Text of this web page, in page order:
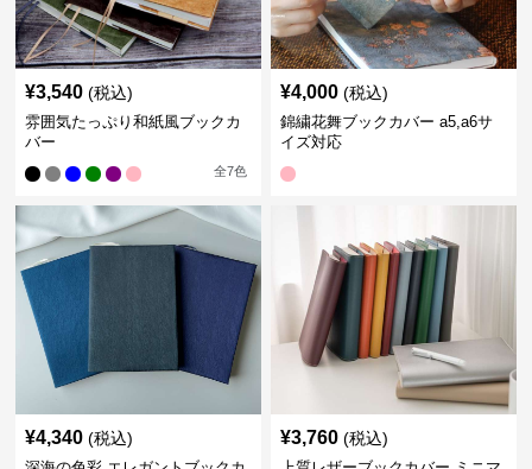
¥3,540 (税込)
雰囲気たっぷり和紙風ブックカ
バー
全7色
¥4,000 (税込)
錦繍花舞ブックカバー a5,a6サ
イズ対応
¥4,340 (税込) ¥3,760 (税込)